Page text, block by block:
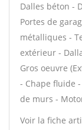
Dalles béton -
Portes de
métalliques -
extérieur -
Gros oeuvre
- Chape fluide
de murs -
Voir la fiche